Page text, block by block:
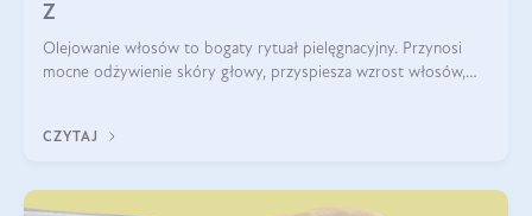
Z
Olejowanie włosów to bogaty rytuał pielęgnacyjny. Przynosi
mocne odżywienie skóry głowy, przyspiesza wzrost włosów,
CZYTAJ